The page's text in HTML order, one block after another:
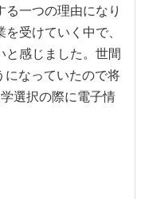
一つの理由になり
受けていく中で、
と感じました。世間
になっていたので将
選択の際に電子情